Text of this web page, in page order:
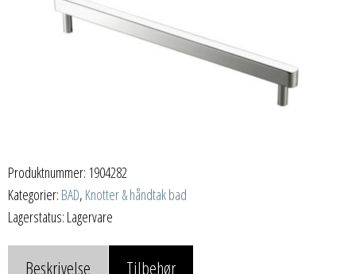
Produktnummer: 1904282
Kategorier: BAD, Knotter & håndtak bad
Lagerstatus: Lagervare
Beskrivelse Tilbehør